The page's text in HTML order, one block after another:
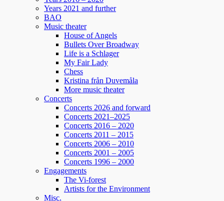
2 months ago
Fler biljetter släppta. Vi ses i Näsåker den 15
augusti.
10 58
Helen Sjöholm
3 months ago
JOJJE
Det är fortfarande helt overkligt att du är borta.
Jag fattar inte ... vi jobbade ju ihop bara några
dagar innan du lämnade oss. Allt var som vanligt
- du spelade så fantastiskt.
Years 2021 and further
BAO
Music theater
House of Angels
Bullets Over Broadway
Life is a Schlager
My Fair Lady
Chess
Kristina från Duvemåla
More music theater
Concerts
Concerts 2026 and forward
Concerts 2021–2025
Concerts 2016 – 2020
Concerts 2011 – 2015
Concerts 2006 – 2010
Concerts 2001 – 2005
Concerts 1996 – 2000
Engagements
The Vi-forest
Artists for the Environment
Misc.